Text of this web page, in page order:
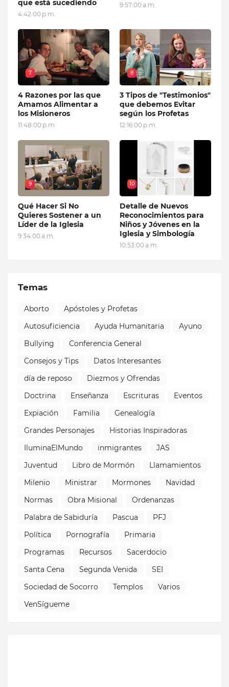
que está sucediendo
4:42:00 p.m.
9:57:00 a.m.
7
4 Razones por las que
Amamos Alimentar a
los Misioneros
11:48:00 p.m.
8
3 Tipos de "Testimonios"
que debemos Evitar
según los Profetas
12:16:00 p.m.
9
Qué Hacer Si No
Quieres Sostener a un
Líder de la Iglesia
9:34:00 a.m.
10
Detalle de Nuevos
Reconocimientos para
Niños y Jóvenes en la
Iglesia y Simbología
10:53:00 a.m.
Temas
Aborto
Apóstoles y Profetas
Autosuficiencia
Ayuda Humanitaria
Ayuno
Bullying
Conferencia General
Consejos y Tips
Datos Interesantes
día de reposo
Diezmos y Ofrendas
Doctrina
Enseñanza Escrituras
Eventos
Expiación
Familia
Genealogía
Grandes Personajes
Historias Inspiradoras
IluminaElMundo
inmigrantes
JAS
Juventud
Libro de Mormón
Llamamientos
Milenio
Ministrar Mormones
Navidad
Normas
Obra Misional
Ordenanzas
Palabra de Sabiduría
Pascua
PFJ
Política
Pornografía
Primaria
Programas
Recursos
Sacerdocio
Santa Cena
Segunda Venida
SEI
Sociedad de Socorro
Templos
Varios
VenSígueme